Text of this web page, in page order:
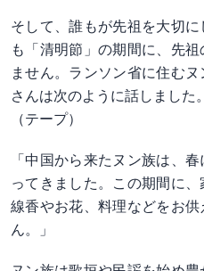
そして、誰もが先祖を大切
も「清明節」の期間に、先
ません。ランソン省に住む
さんは次のように話しました。
（テープ）
「中国から来たヌン族は、
ってきました。この期間に
線香やお花、料理などをお
ん。」